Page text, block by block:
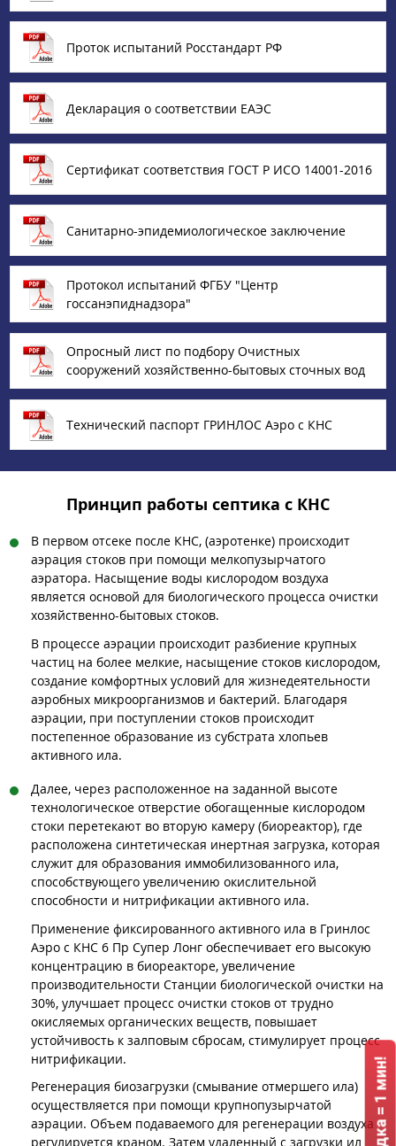
Проток испытаний Росстандарт РФ
Декларация о соответствии ЕАЭС
Сертификат соответствия ГОСТ Р ИСО 14001-2016
Санитарно-эпидемиологическое заключение
Протокол испытаний ФГБУ "Центр
госсанэпиднадзора"
Опросный лист по подбору Очистных
сооружений хозяйственно-бытовых сточных вод
Технический паспорт ГРИНЛОС Аэро с КНС
Принцип работы септика с КНС
В первом отсеке после КНС, (аэротенке) происходит
аэрация стоков при помощи мелкопузырчатого
аэратора. Насыщение воды кислородом воздуха
является основой для биологического процесса очистки
хозяйственно-бытовых стоков.
В процессе аэрации происходит разбиение крупных
частиц на более мелкие, насыщение стоков кислородом,
создание комфортных условий для жизнедеятельности
аэробных микроорганизмов и бактерий. Благодаря
аэрации, при поступлении стоков происходит
постепенное образование из субстрата хлопьев
активного ила.
Далее, через расположенное на заданной высоте
технологическое отверстие обогащенные кислородом
стоки перетекают во вторую камеру (биореактор), где
расположена синтетическая инертная загрузка, которая
служит для образования иммобилизованного ила,
способствующего увеличению окислительной
способности и нитрификации активного ила.
Применение фиксированного активного ила в Гринлос
Аэро с КНС 6 Пр Супер Лонг обеспечивает его высокую
концентрацию в биореакторе, увеличение
производительности Станции биологической очистки на
30%, улучшает процесс очистки стоков от трудно
окисляемых органических веществ, повышает
устойчивость к залповым сбросам, стимулирует процесс
нитрификации.
Регенерация биозагрузки (смывание отмершего ила)
осуществляется при помощи крупнопузырчатой
аэрации. Объем подаваемого для регенерации воздуха
регулируется краном. Затем удаленный с загрузки ил